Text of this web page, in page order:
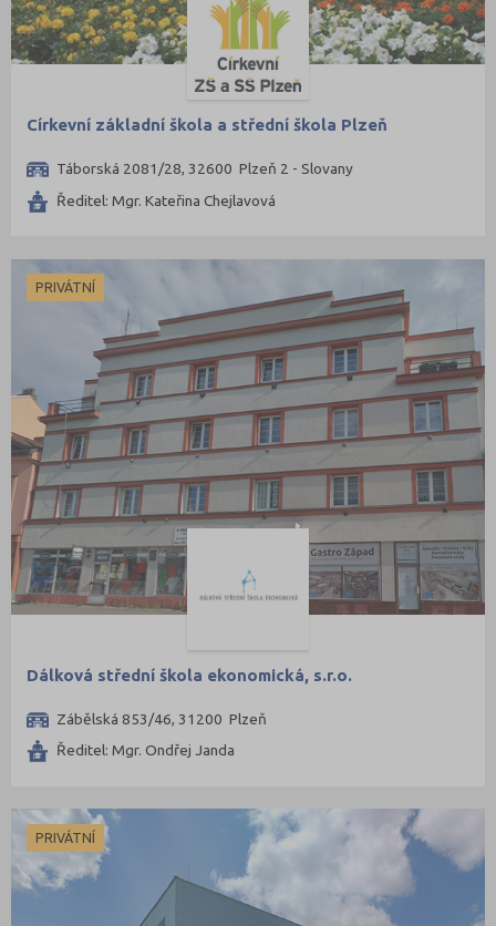
Šumperk (16)
Tábor (15)
Teplice (14)
Uherské Hradiště (19)
Ústí nad Orlicí (22)
Zlín (22)
Znojmo (11)
Žďár nad Sázavou (18)
Církevní základní škola a střední škola Plzeň
Táborská 2081/28, 32600 Plzeň 2 - Slovany
Ředitel: Mgr. Kateřina Chejlavová
PRIVÁTNÍ
Dálková střední škola ekonomická, s.r.o.
Zábělská 853/46, 31200 Plzeň
Ředitel: Mgr. Ondřej Janda
PRIVÁTNÍ